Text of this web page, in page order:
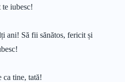
te iubesc!
ani! Să fii sănătos, fericit și
tine, tată!